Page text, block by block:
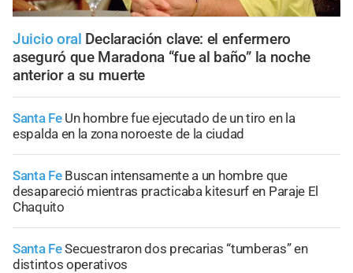
Juicio oral Declaración clave: el enfermero
aseguró que Maradona “fue al baño” la noche
anterior a su muerte
Santa Fe Un hombre fue ejecutado de un tiro en la
espalda en la zona noroeste de la ciudad
Santa Fe Buscan intensamente a un hombre que
desapareció mientras practicaba kitesurf en Paraje El
Chaquito
Santa FeSecuestraron dos precarias “tumberas” en
distintos operativos